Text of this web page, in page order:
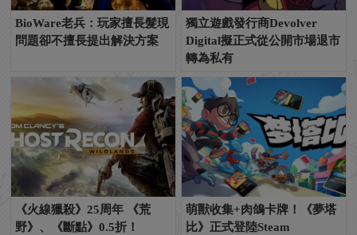
BioWare老兵：玩家擅長髮現
問題卻不擅長提出解決方案
獨立遊戲發行商Devolver
Digital擬正式從公開市場退市
轉為私有
《火線獵殺》25周年 《荒
野》、《斷點》0.5折！
萌獸收集+肉鴿卡牌！《夢塔
比》正式登陸Steam